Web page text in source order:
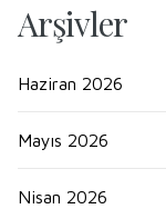
Arşivler
Haziran 2026
Mayıs 2026
Nisan 2026